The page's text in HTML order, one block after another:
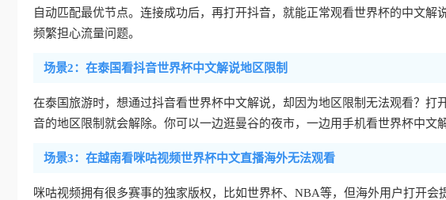
自动匹配最优节点。连接成功后，再打开抖音，就能正常观看世界杯的中文
频繁担心流量问题。
场景2：在泰国看抖音世界杯中文解说地区限制
在泰国旅游时，想通过抖音看世界杯中文解说，却因为地区限制无法观看？打
音的地区限制就会解除。你可以一边逛曼谷的夜市，一边用手机看世界杯中文
场景3：在越南看咪咕视频世界杯中文直播海外无法观看
咪咕视频拥有很多赛事的独家版权，比如世界杯、NBA等，但海外用户打开会